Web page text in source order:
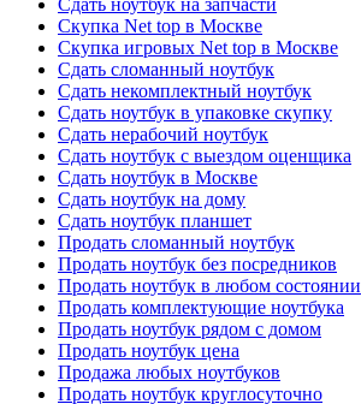
Сдать ноутбук на запчасти
Скупка Net top в Москве
Скупка игровых Net top в Москве
Сдать сломанный ноутбук
Сдать некомплектный ноутбук
Сдать ноутбук в упаковке скупку
Сдать нерабочий ноутбук
Сдать ноутбук с выездом оценщика
Сдать ноутбук в Москве
Сдать ноутбук на дому
Сдать ноутбук планшет
Продать сломанный ноутбук
Продать ноутбук без посредников
Продать ноутбук в любом состоянии
Продать комплектующие ноутбука
Продать ноутбук рядом с домом
Продать ноутбук цена
Продажа любых ноутбуков
Продать ноутбук круглосуточно